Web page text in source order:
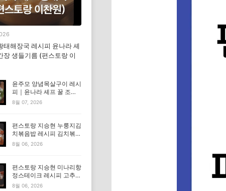
태해장국 레시피 윤나라 셰
장 생들기름 (편스토랑 이
윤주모 양념목살구이 레시
피｜윤나라 셰프 꿀 조선
간장 정보 (편스토랑 이찬
8월 07, 2026
편스토랑 지승현 누룽지김
치볶음밥 레시피 김치볶음
밥 만드는법
8월 06, 2026
편스토랑 지승현 미나리항
정스테이크 레시피 고추장
마요소스 만드는법
8월 06, 2026